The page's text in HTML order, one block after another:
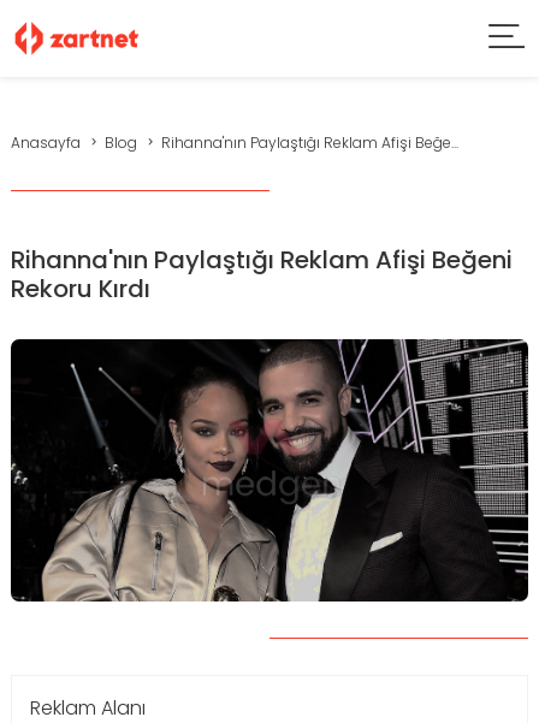
Anasayfa Blog Rihanna'nın Paylaştığı Reklam Afişi Beğe...
Rihanna'nın Paylaştığı Reklam Afişi Beğeni
Rekoru Kırdı
Reklam Alanı